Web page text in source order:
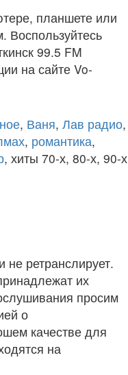
планшете или
Воспользуйтесь
99.5 FM
на сайте Vo-
, Ваня, Лав радио,
, романтика,
, хиты 70-х, 80-х, 90-х
не ретранслирует.
их
просим
о
качестве для
на